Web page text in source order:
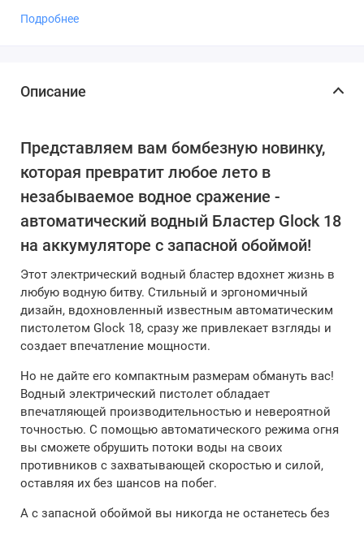
Подробнее
Описание
Представляем вам бомбезную новинку,
которая превратит любое лето в
незабываемое водное сражение -
автоматический водный Бластер Glock 18
на аккумуляторе с запасной обоймой!
Этот электрический водный бластер вдохнет жизнь в
любую водную битву. Стильный и эргономичный
дизайн, вдохновленный известным автоматическим
пистолетом Glock 18, сразу же привлекает взгляды и
создает впечатление мощности.
Но не дайте его компактным размерам обмануть вас!
Водный электрический пистолет обладает
впечатляющей производительностью и невероятной
точностью. С помощью автоматического режима огня
вы сможете обрушить потоки воды на своих
противников с захватывающей скоростью и силой,
оставляя их без шансов на побег.
А с запасной обоймой вы никогда не останетесь без